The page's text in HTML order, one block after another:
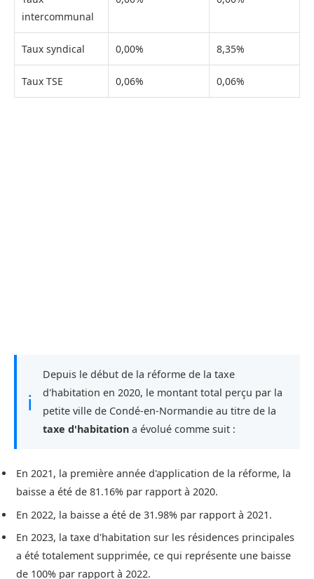
intercommunal
Taux syndical 0,00% 8,35%
Taux TSE 0,06% 0,06%
ℹ
Depuis le début de la réforme de la taxe
d'habitation en 2020, le montant total perçu par la
petite ville de Condé-en-Normandie au titre de la
taxe d'habitation a évolué comme suit :
En 2021, la première année d'application de la réforme, la
baisse a été de 81.16% par rapport à 2020.
En 2022, la baisse a été de 31.98% par rapport à 2021.
En 2023, la taxe d'habitation sur les résidences principales
a été totalement supprimée, ce qui représente une baisse
de 100% par rapport à 2022.